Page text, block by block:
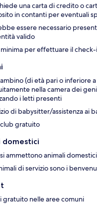
una carta di credito o
in contanti per eventuali
essere necessario
valido
minima per effettuare il check-
(di età pari o inferiore
nella camera dei
i letti presenti
di babysitter/assistenza ai
gratuito
domestici
ammettono animali domestici
di servizio sono i
gratuito nelle aree comuni